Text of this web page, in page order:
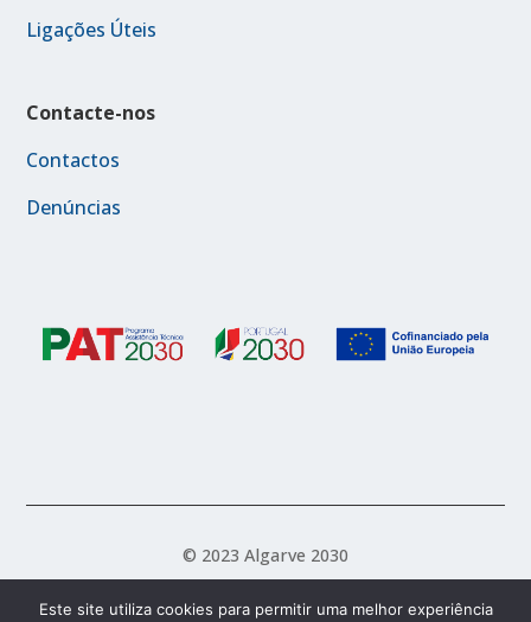
Ligações Úteis
Contacte-nos
Contactos
Denúncias
© 2023 Algarve 2030
Este site utiliza cookies para permitir uma melhor experiência